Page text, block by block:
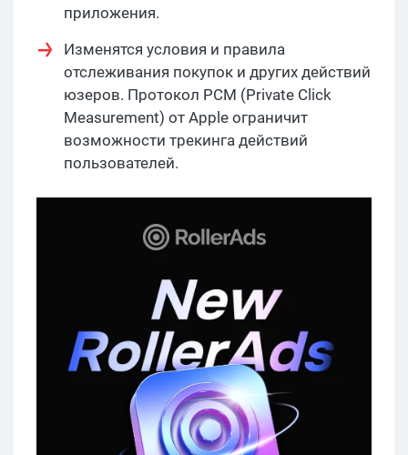
приложения.
Изменятся условия и правила
отслеживания покупок и других действий
юзеров. Протокол PCM (Private Click
Measurement) от Apple ограничит
возможности трекинга действий
пользователей.